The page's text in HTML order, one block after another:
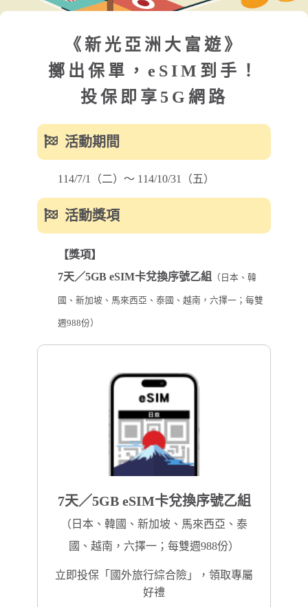
《新光亞洲大富遊》
擲出保單，eSIM到手！
投保即享5G網路
活動期間
114/7/1（二）～ 114/10/31（五）
活動獎項
【獎項】
7天／5GB eSIM卡兌換序號乙組
（日本、韓
國、新加坡、馬來西亞、泰國、越南，六擇一；每雙
週988份）
7天／5GB eSIM卡兌換序號乙組
（日本、韓國、新加坡、馬來西亞、泰
國、越南，六擇一；每雙週988份）
立即投保「國外旅行綜合險」，領取專屬
好禮